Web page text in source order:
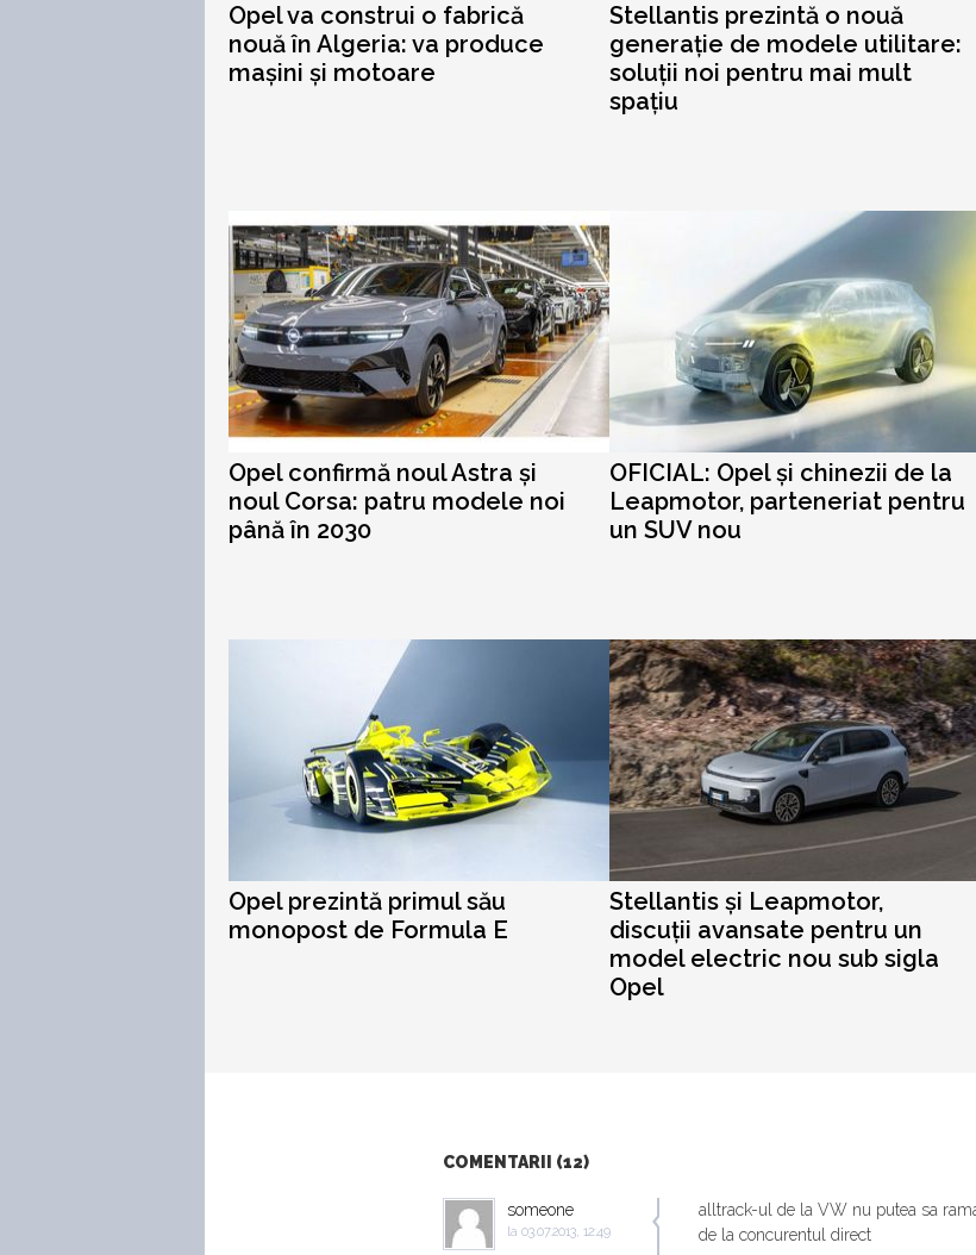
Opel va construi o fabrică
nouă în Algeria: va produce
mașini și motoare
Stellantis prezintă o nouă
generație de modele utilitare:
soluții noi pentru mai mult
spațiu
Opel confirmă noul Astra și
noul Corsa: patru modele noi
până în 2030
OFICIAL: Opel și chinezii de la
Leapmotor, parteneriat pentru
un SUV nou
Opel prezintă primul său
monopost de Formula E
Stellantis și Leapmotor,
discuții avansate pentru un
model electric nou sub sigla
Opel
COMENTARII (12)
someone
la 03.07.2013, 12:49
alltrack-ul de la VW nu putea sa
de la concurentul direct